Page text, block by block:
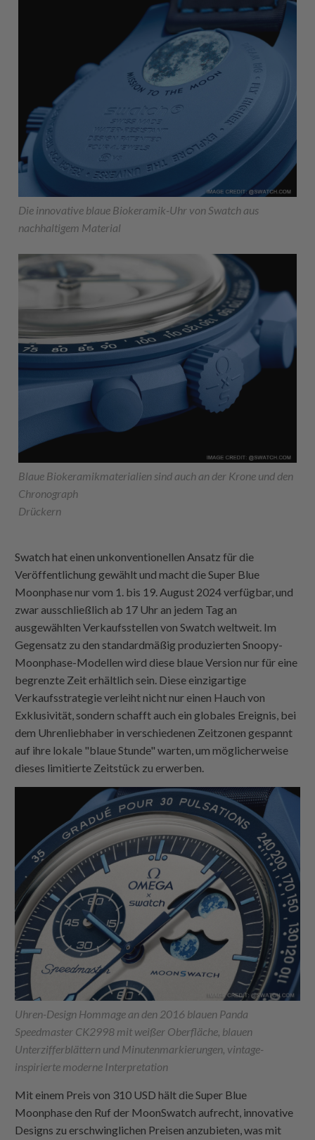
Die innovative blaue Biokeramik-Uhr von Swatch aus
nachhaltigem Material
Blaue Biokeramikmaterialien sind auch an der Krone und den
Chronograph
Drückern
Swatch hat einen unkonventionellen Ansatz für die
Veröffentlichung gewählt und macht die Super Blue
Moonphase nur vom 1. bis 19. August 2024 verfügbar, und
zwar ausschließlich ab 17 Uhr an jedem Tag an
ausgewählten Verkaufsstellen von Swatch weltweit. Im
Gegensatz zu den standardmäßig produzierten Snoopy-
Moonphase-Modellen wird diese blaue Version nur für eine
begrenzte Zeit erhältlich sein. Diese einzigartige
Verkaufsstrategie verleiht nicht nur einen Hauch von
Exklusivität, sondern schafft auch ein globales Ereignis, bei
dem Uhrenliebhaber in verschiedenen Zeitzonen gespannt
auf ihre lokale "blaue Stunde" warten, um möglicherweise
dieses limitierte Zeitstück zu erwerben.
Uhren-Design Hommage an den 2016 blauen Panda
Speedmaster CK2998 mit weißer Oberfläche, blauen
Unterzifferblättern und Minutenmarkierungen, vintage-
inspirierte moderne Interpretation
Mit einem Preis von 310 USD hält die Super Blue
Moonphase den Ruf der MoonSwatch aufrecht, innovative
Designs zu erschwinglichen Preisen anzubieten, was mit